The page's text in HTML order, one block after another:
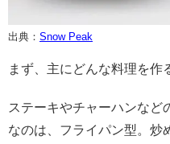
出典： Snow Peak
まず、主にどんな料理を作
ステーキやチャーハンなど
なのは、フライパン型。炒